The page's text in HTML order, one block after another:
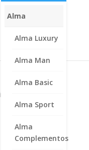
Alma
Alma Luxury
Alma Man
Alma Basic
Alma Sport
Alma
Complementos
detalles